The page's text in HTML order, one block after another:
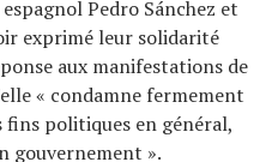
Pedro Sánchez et
exprimé leur solidarité
aux manifestations de
« condamne fermement
politiques en général,
gouvernement ».